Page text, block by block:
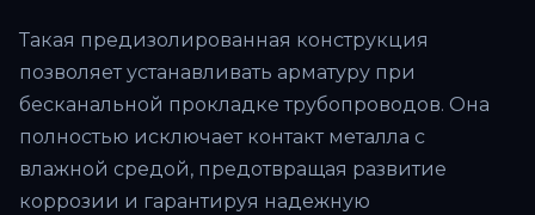
Такая предизолированная конструкция
позволяет устанавливать арматуру при
бесканальной прокладке трубопроводов. Она
полностью исключает контакт металла с
влажной средой, предотвращая развитие
коррозии и гарантируя надежную